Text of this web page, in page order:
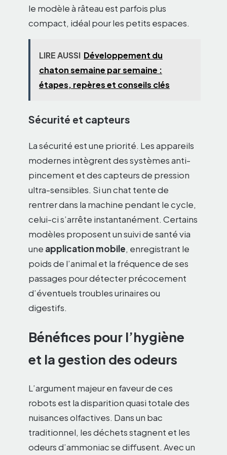
le modèle à râteau est parfois plus
compact, idéal pour les petits espaces.
LIRE AUSSI Développement du
chaton semaine par semaine :
étapes, repères et conseils clés
Sécurité et capteurs
La sécurité est une priorité. Les appareils
modernes intègrent des systèmes anti-
pincement et des capteurs de pression
ultra-sensibles. Si un chat tente de
rentrer dans la machine pendant le cycle,
celui-ci s’arrête instantanément. Certains
modèles proposent un suivi de santé via
une application mobile, enregistrant le
poids de l’animal et la fréquence de ses
passages pour détecter précocement
d’éventuels troubles urinaires ou
digestifs.
Bénéfices pour l’hygiène
et la gestion des odeurs
L’argument majeur en faveur de ces
robots est la disparition quasi totale des
nuisances olfactives. Dans un bac
traditionnel, les déchets stagnent et les
odeurs d’ammoniac se diffusent. Avec un